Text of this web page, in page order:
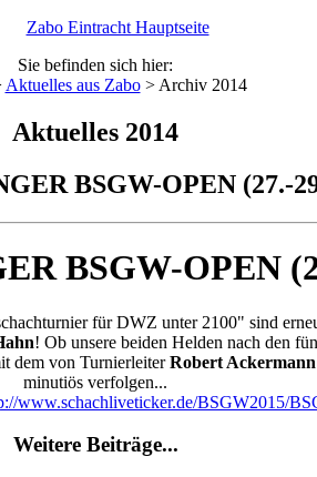
Zabo Eintracht Hauptseite
Sie befinden sich hier:
Aktuelles aus Zabo> Archiv 2014
Aktuelles 2014
BSGW-OPEN (27.-
BSGW-OPEN
für DWZ unter 2100" sind
! Ob unsere beiden Helden nach den
dem von TurnierleiterRobert Ackermann
minutiös verfolgen...
www.schachliveticker.de/BSGW2015/
Weitere Beiträge...